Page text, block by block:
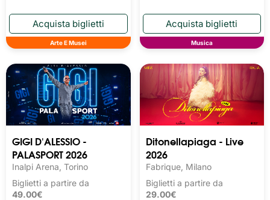
Arte E Musei Musica
GIGI D'ALESSIO -
PALASPORT 2026
Inalpi Arena, Torino
Biglietti a partire da
49.00€
Ditonellapiaga - Live
2026
Fabrique, Milano
Biglietti a partire da
29.00€